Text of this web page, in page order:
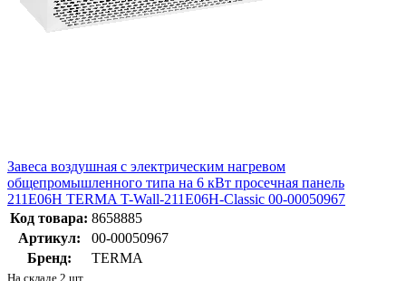
Завеса воздушная с электрическим нагревом
общепромышленного типа на 6 кВт просечная панель
211E06H TERMA T-Wall-211E06H-Classic 00-00050967
Код товара: 8658885
Артикул:
00-00050967
Бренд:
TERMA
На складе 2 шт